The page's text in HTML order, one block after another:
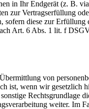
in Ihr Endgerät (z. B.
zur Vertragserfüllung
diese zur
Art. 6 Abs. 1 lit. f
von
ist, wenn wir gesetzlich
Rechtsgrundlage
weiter. Im